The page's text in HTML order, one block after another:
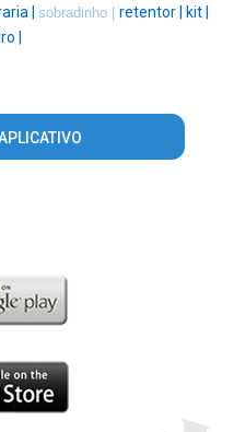
| sobradinho | retentor |
kit |
|